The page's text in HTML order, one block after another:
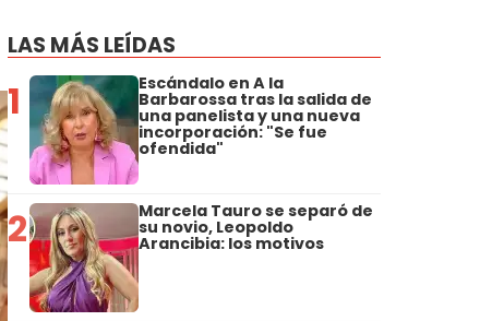
LAS MÁS LEÍDAS
1 Escándalo en A la
Barbarossa tras la salida de
una panelista y una nueva
incorporación: "Se fue
ofendida"
2 Marcela Tauro se separó de
su novio, Leopoldo
Arancibia: los motivos